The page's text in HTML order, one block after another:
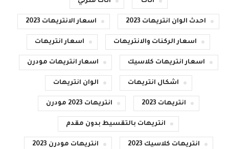
احدث الوان انتريهات 2023 اسعار الانتريهات 2023
اسعار الركنات والانتريهات اسعار انتريهات
اسعار انتريهات كلاسيك اسعار انتريهات مودرن
اشكال انتريهات الوان انتريهات
انتريهات 2023 انتريهات 2023 مودرن
انتريهات بالتقسيط بدون مقدم
انتريهات كلاسيك 2023 انتريهات مودرن 2023